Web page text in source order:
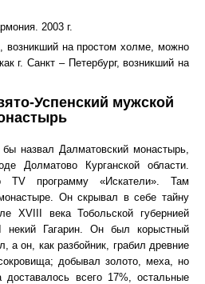
2003 г.
возникший на простом холме, можно
г. Санкт – Петербург, возникший на
Успенский мужской
назвал Далматовский монастырь,
Долматово Курганской области.
программу «Искатели». Там
Он скрывал в себе тайну
XVIII века Тобольской губернией
некий Гагарин. Он был корыстный
а он, как разбойник, грабил древние
добывал золото, меха, но
доставалось всего 17%, остальные